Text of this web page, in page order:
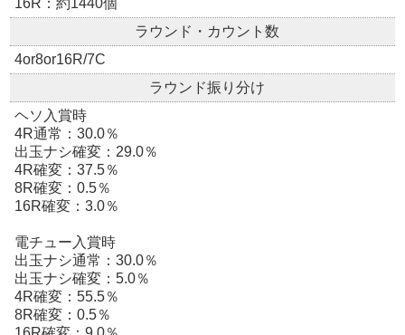
16R：約1440個
ラウンド・カウント数
4or8or16R/7C
ラウンド振り分け
ヘソ入賞時
4R通常：30.0％
出玉ナシ確変：29.0％
4R確変：37.5％
8R確変：0.5％
16R確変：3.0％
電チュー入賞時
出玉ナシ通常：30.0％
出玉ナシ確変：5.0％
4R確変：55.5％
8R確変：0.5％